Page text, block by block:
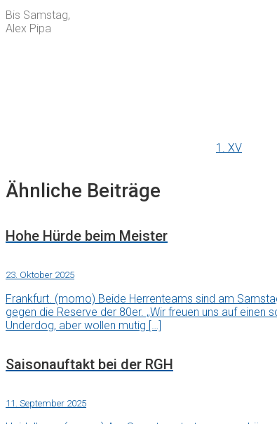
Bis Samstag,
Alex Pipa
1. XV
Ähnliche Beiträge
Hohe Hürde beim Meister
23. Oktober 2025
Frankfurt. (momo) Beide Herrenteams sind am
gegen die Reserve der 80er. „Wir freuen uns auf
Underdog, aber wollen mutig […]
Saisonauftakt bei der RGH
11. September 2025